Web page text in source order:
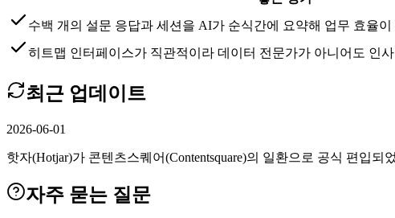
수백 개의 설문 응답과 세션을 AI가 순식간에 요약해 업무 효율
히트맵 인터페이스가 직관적이라 데이터 전문가가 아니어도 인
최근 업데이트
2026-06-01
핫자(Hotjar)가 콘텐츠스퀘어(Contentsquare)의 일환으로 공식 편입
자주 묻는 질문